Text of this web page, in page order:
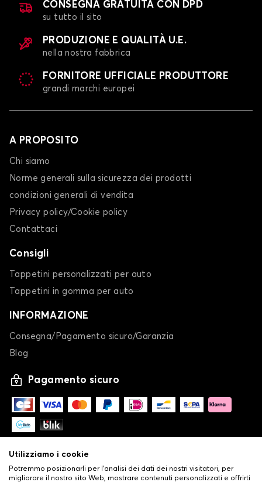
CONSEGNA GRATUITA CON DPD
su tutto il sito
PRODUZIONE E QUALITÀ U.E.
nella nostra fabbrica
FORNITORE UFFICIALE PRODUTTORE
grandi marchi europei
A PROPOSITO
Chi siamo
Norme generali sulla sicurezza dei prodotti
condizioni generali di vendita
Privacy policy/Cookie policy
Contattaci
Consigli
Tappetini personalizzati per auto
Tappetini in gomma per auto
INFORMAZIONE
Consegna/Pagamento sicuro/Garanzia
Blog
Pagamento sicuro
Utilizziamo i cookie
Potremmo posizionarli per l'analisi dei dati dei nostri visitatori, per
migliorare il nostro sito Web, mostrare contenuti personalizzati e offrirti